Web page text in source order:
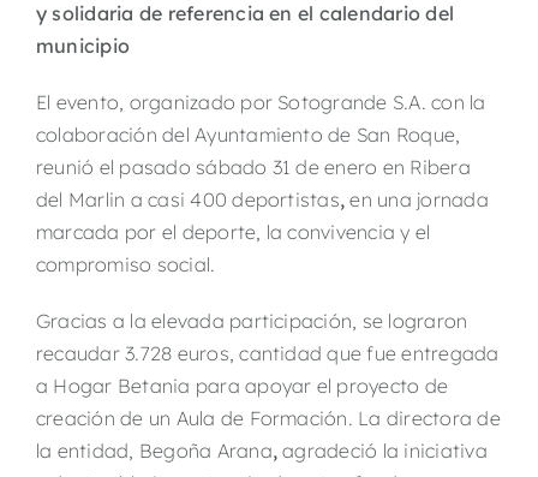
y solidaria de referencia en el calendario del
municipio
El evento, organizado por Sotogrande S.A. con la
colaboración del Ayuntamiento de San Roque,
reunió el pasado sábado 31 de enero en Ribera
del Marlin a casi 400 deportistas, en una jornada
marcada por el deporte, la convivencia y el
compromiso social.
Gracias a la elevada participación, se lograron
recaudar 3.728 euros, cantidad que fue entregada
a Hogar Betania para apoyar el proyecto de
creación de un Aula de Formación. La directora de
la entidad, Begoña Arana, agradeció la iniciativa